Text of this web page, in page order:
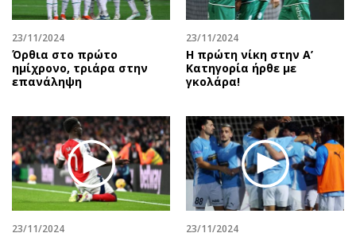
Κύπρος
Ελλάδα
Διεθνή
Κληρώσεις Allwyn
Οικονομία
Real Estate
Επιχειρήσεις
Αγορές
Money Review
Νέα
Κινητά-tablets
Social
Αυτοκίνηση
Πολιτική
Οικονομία
Γενικά
Αναδρομές
Πρόσωπα
23/11/2024
Όρθια στο πρώτο
ημίχρονο, τριάρα στην
επανάληψη
23/11/2024
Η πρώτη νίκη στην Α’
Κατηγορία ήρθε με
γκολάρα!
23/11/2024 23/11/2024